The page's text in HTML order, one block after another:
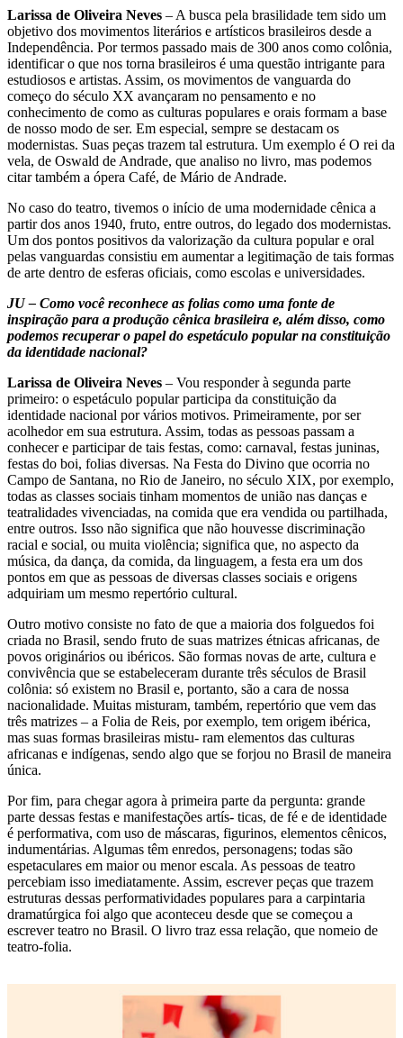
Larissa de Oliveira Neves – A busca pela brasilidade tem sido um
objetivo dos movimentos literários e artísticos brasileiros desde a
Independência. Por termos passado mais de 300 anos como colônia,
identificar o que nos torna brasileiros é uma questão intrigante para
estudiosos e artistas. Assim, os movimentos de vanguarda do
começo do século XX avançaram no pensamento e no
conhecimento de como as culturas populares e orais formam a base
de nosso modo de ser. Em especial, sempre se destacam os
modernistas. Suas peças trazem tal estrutura. Um exemplo é O rei da
vela, de Oswald de Andrade, que analiso no livro, mas podemos
citar também a ópera Café, de Mário de Andrade.
No caso do teatro, tivemos o início de uma modernidade cênica a
partir dos anos 1940, fruto, entre outros, do legado dos modernistas.
Um dos pontos positivos da valorização da cultura popular e oral
pelas vanguardas consistiu em aumentar a legitimação de tais formas
de arte dentro de esferas oficiais, como escolas e universidades.
JU – Como você reconhece as folias como uma fonte de
inspiração para a produção cênica brasileira e, além disso, como
podemos recuperar o papel do espetáculo popular na constituição
da identidade nacional?
Larissa de Oliveira Neves – Vou responder à segunda parte
primeiro: o espetáculo popular participa da constituição da
identidade nacional por vários motivos. Primeiramente, por ser
acolhedor em sua estrutura. Assim, todas as pessoas passam a
conhecer e participar de tais festas, como: carnaval, festas juninas,
festas do boi, folias diversas. Na Festa do Divino que ocorria no
Campo de Santana, no Rio de Janeiro, no século XIX, por exemplo,
todas as classes sociais tinham momentos de união nas danças e
teatralidades vivenciadas, na comida que era vendida ou partilhada,
entre outros. Isso não significa que não houvesse discriminação
racial e social, ou muita violência; significa que, no aspecto da
música, da dança, da comida, da linguagem, a festa era um dos
pontos em que as pessoas de diversas classes sociais e origens
adquiriam um mesmo repertório cultural.
Outro motivo consiste no fato de que a maioria dos folguedos foi
criada no Brasil, sendo fruto de suas matrizes étnicas africanas, de
povos originários ou ibéricos. São formas novas de arte, cultura e
convivência que se estabeleceram durante três séculos de Brasil
colônia: só existem no Brasil e, portanto, são a cara de nossa
nacionalidade. Muitas misturam, também, repertório que vem das
três matrizes – a Folia de Reis, por exemplo, tem origem ibérica,
mas suas formas brasileiras mistu- ram elementos das culturas
africanas e indígenas, sendo algo que se forjou no Brasil de maneira
única.
Por fim, para chegar agora à primeira parte da pergunta: grande
parte dessas festas e manifestações artís- ticas, de fé e de identidade
é performativa, com uso de máscaras, figurinos, elementos cênicos,
indumentárias. Algumas têm enredos, personagens; todas são
espetaculares em maior ou menor escala. As pessoas de teatro
percebiam isso imediatamente. Assim, escrever peças que trazem
estruturas dessas performatividades populares para a carpintaria
dramatúrgica foi algo que aconteceu desde que se começou a
escrever teatro no Brasil. O livro traz essa relação, que nomeio de
teatro-folia.